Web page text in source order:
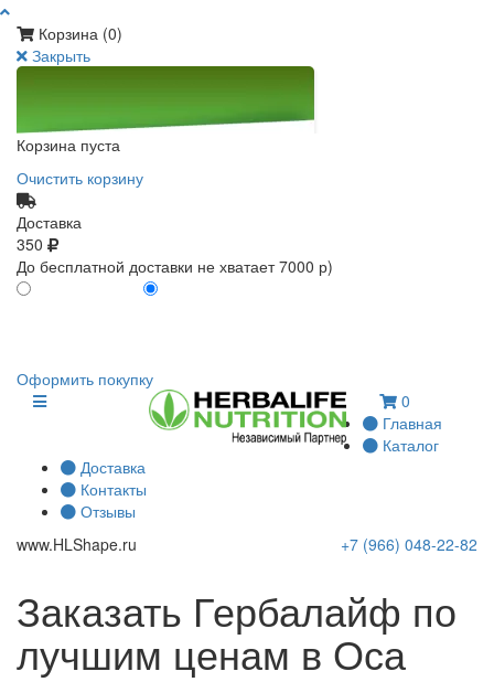
Корзина (0)
Закрыть
Корзина пуста
Очистить корзину
Доставка
350
До бесплатной доставки не хватает 7000 р)
Оформить покупку
0
Главная
Каталог
Доставка
Контакты
Отзывы
www.HLShape.ru +7 (966) 048-22-82
Заказать Гербалайф по
лучшим ценам в Оса